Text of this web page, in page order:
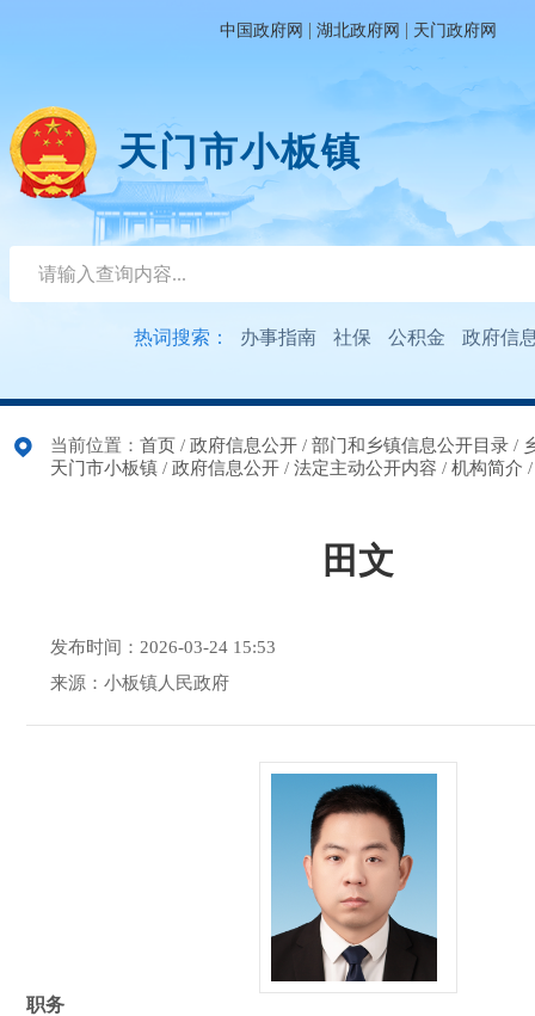
中国政府网 | 湖北政府网 | 天门政府网
天门市小板镇
热词搜索： 办事指南 社保 公积金 政府信
当前位置： 首页 / 政府信息公开 / 部门和乡镇信息公开目录 /
天门市小板镇 / 政府信息公开 / 法定主动公开内容 / 机构简介
田文
发布时间：2026-03-24 15:53
来源：小板镇人民政府
职务